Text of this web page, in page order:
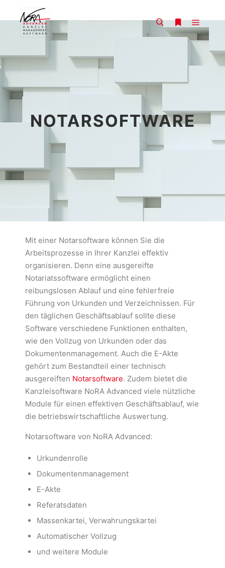
NOTARSOFTWARE
Mit einer Notarsoftware können Sie die
Arbeitsprozesse in Ihrer Kanzlei effektiv
organisieren. Denn eine ausgereifte
Notariatssoftware ermöglicht einen
reibungslosen Ablauf und eine fehlerfreie
Führung von Urkunden und Verzeichnissen. Für
den täglichen Geschäftsablauf sollte diese
Software verschiedene Funktionen enthalten,
wie den Vollzug von Urkunden oder das
Dokumentenmanagement. Auch die E-Akte
gehört zum Bestandteil einer technisch
ausgereiften Notarsoftware. Zudem bietet die
Kanzleisoftware NoRA Advanced viele nützliche
Module für einen effektiven Geschäftsablauf, wie
die betriebswirtschaftliche Auswertung.
Notarsoftware von NoRA Advanced:
Urkundenrolle
Dokumentenmanagement
E-Akte
Referatsdaten
Massenkartei, Verwahrungskartei
Automatischer Vollzug
und weitere Module